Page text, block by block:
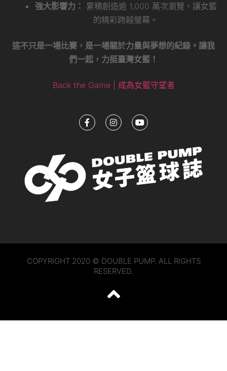
強大影響力：
累積創造逾 1,000 萬次瀏覽，讓女籃
的精彩跨越螢幕。
這不只是一場比賽，是一場關於力量與夢想的紀錄。讓我
們一起，力挺臺灣女籃！
Back the Game | 成為女籃守望者
COPYRIGHT 2020 © DOUBLE PUMP. ALL RIGHTS
RESERVED.